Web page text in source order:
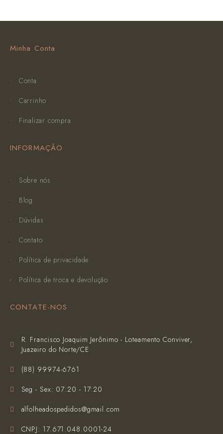
Minha Conta
Conta
Carrinho
Finalizar compra
INFORMAÇÃO
Sobre nós
Blog
Dúvidas
Contato
Política de privacidade
Política de troca e devolução
CONTATE-NOS
R. Francisco Joaquim Jerônimo - Loteamento Conviver,
Juazeiro do Norte/CE
(‪88) 99974-6761‬
Seg - Sex: 07:20 - 17:20
alfolheadospedidos@gmail.com
CNPJ: 17.671.048.0001-24